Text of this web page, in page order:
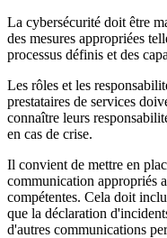
La cybersécurité doit être
des mesures appropriées
processus définis et des
Les rôles et les
prestataires de services
connaître leurs
en cas de crise.
Il convient de mettre en
communication appropriés
compétentes. Cela doit
que la déclaration
d'autres communications